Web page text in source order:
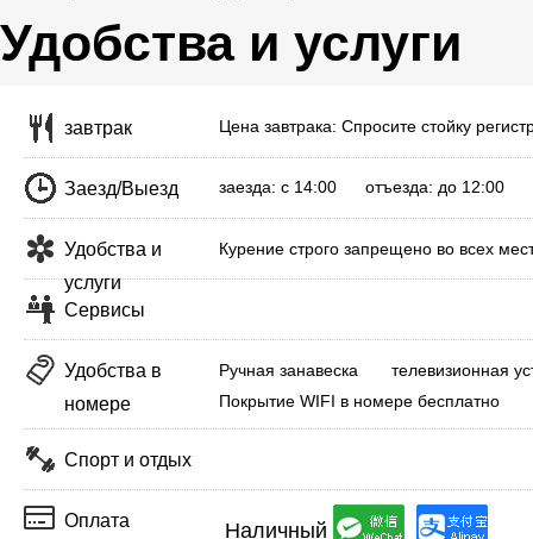
Удобства и услуги
завтрак Цена завтрака: Спросите стойку
Заезд/Выезд заезда: с 14:00 отъезда: до 12:00
Удобства и
услуги
Курение строго запрещено во всех
Сервисы
Удобства в
номере
Ручная занавеска
телевизионная
Покрытие WIFI в номере бесплатно
Спорт и отдых
Оплата Наличный